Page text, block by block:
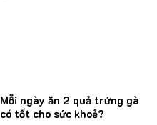
Mỗi ngày ăn 2 quả trứng gà
có tốt cho sức khoẻ?